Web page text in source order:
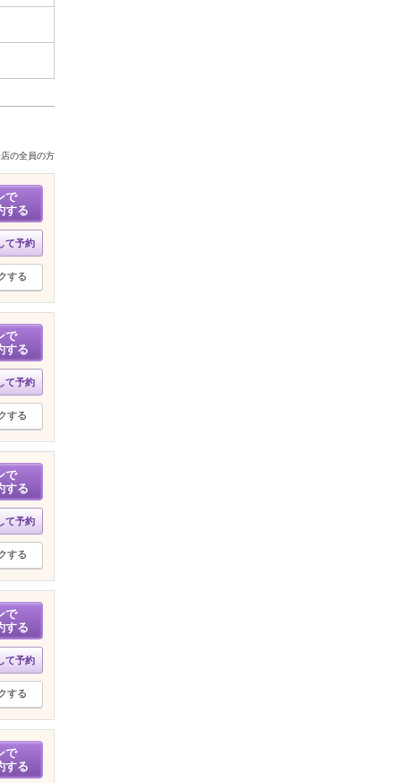
の全員の方
で
する
て予約
する
で
する
て予約
する
で
する
て予約
する
で
する
て予約
する
で
する